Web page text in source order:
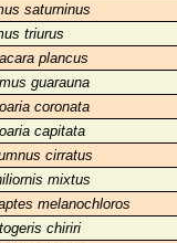
saturninus
triurus
plancus
guarauna
coronata
capitata
cirratus
mixtus
melanochloros
chiriri